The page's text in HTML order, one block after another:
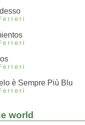
è Sempre Più Blu
world